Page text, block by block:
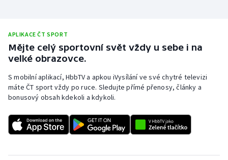
Rychlostní kanoistika
Short track
APLIKACE ČT SPORT
Mějte celý sportovní svět vždy u sebe i na
velké obrazovce.
S mobilní aplikací, HbbTV a apkou iVysílání ve své chytré televizi
máte ČT sport vždy po ruce. Sledujte přímé přenosy, články a
bonusový obsah kdekoli a kdykoli.